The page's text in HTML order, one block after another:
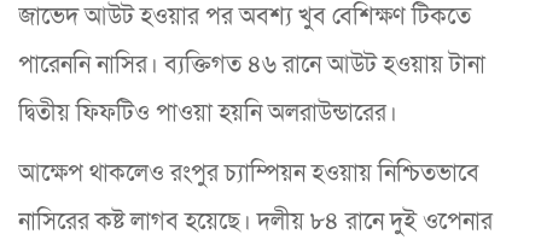
জাভেদ আউট হওয়ার পর অবশ্য খুব বেশিক্ষণ টিকতে
পারেননি নাসির। ব্যক্তিগত ৪৬ রানে আউট হওয়ায় টানা
দ্বিতীয় ফিফটিও পাওয়া হয়নি অলরাউন্ডারের।
আক্ষেপ থাকলেও রংপুর চ্যাম্পিয়ন হওয়ায় নিশ্চিতভাবে
নাসিরের কষ্ট লাগব হয়েছে। দলীয় ৮৪ রানে দুই ওপেনার